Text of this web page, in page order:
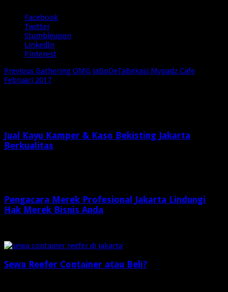
Facebook
Twitter
Stumbleupon
LinkedIn
Pinterest
Previous Gathering OMG JaBoDeTaBekasi Mypadz Cafe
Februari 2017
Jual Kayu Kamper & Kaso Bekisting Jakarta
Berkualitas
Pengacara Merek Profesional Jakarta Lindungi
Hak Merek Bisnis Anda
Sewa Reefer Container atau Beli?